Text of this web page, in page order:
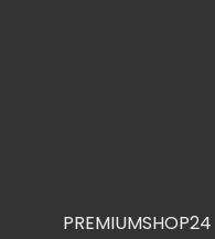
PREMIUMSHOP24